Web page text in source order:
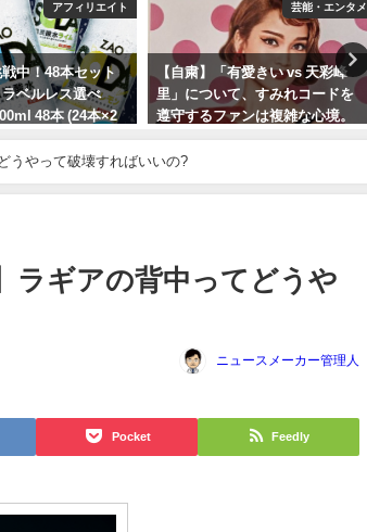
アフィリエイト
中！48本セット
ベルレス選べ
48本 (24本×2
料！
芸能・エンタメ
【自粛】「有愛きい vs 天彩峰
里」について、すみれコードを
遵守するファンは複雑な心境。
過去にも元HKT48岡田栞奈が宝
塚宙組の七海ひろきファンより
フルボッコにされています！
うやって破壊すればいいの?
ラギアの背中ってどうや
ニュースメーカー管理人
Pocket Feedly